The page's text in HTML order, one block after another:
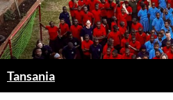
Zum
Inhalt
springen
Tansania